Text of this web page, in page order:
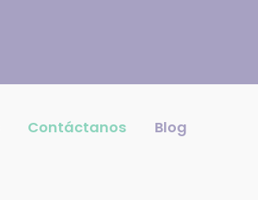
Contáctanos Blog